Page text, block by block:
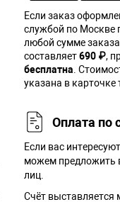
Если заказ
службой по Москве
любой сумме
составляет690 ₽,
бесплатна.
указана в карточке
Оплата по
Если вас
можем предложить
лиц.
Счёт